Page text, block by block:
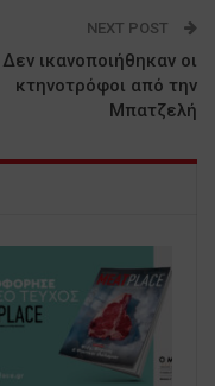
NEXT POST
Δεν ικανοποιήθηκαν οι
κτηνοτρόφοι από την
Μπατζελή